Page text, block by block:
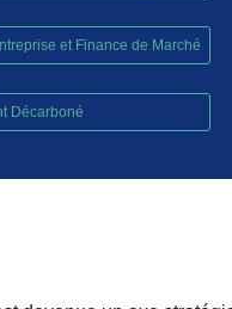
et Finance de Marché
Décarboné